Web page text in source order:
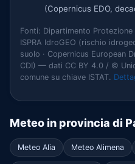
(Copernicus EDO,
Fonti: Dipartimento
ISPRA IdroGEO (rischio
suolo · Copernicus European
CDI) — dati CC BY 4.0 / ©
comune su chiave ISTAT.
Meteo in provincia di
Meteo Alia Meteo Alimena